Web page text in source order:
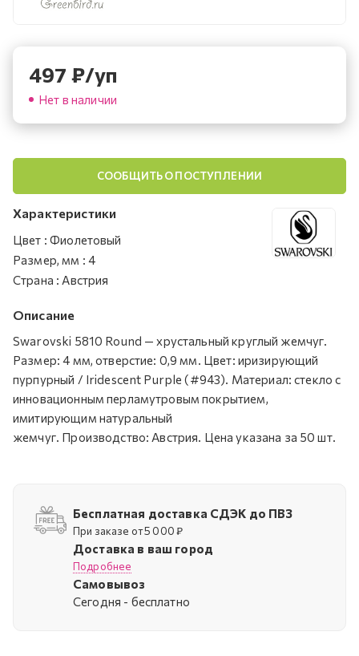
497 ₽/уп
Нет в наличии
СООБЩИТЬ О ПОСТУПЛЕНИИ
Характеристики
Цвет : Фиолетовый
Размер, мм : 4
Страна : Австрия
Описание
Swarovski 5810 Round — хрустальный круглый жемчуг.
Размер: 4 мм, отверстие: 0,9 мм. Цвет: иризирующий
пурпурный / Iridescent Purple (#943). Материал: стекло с
инновационным перламутровым покрытием,
имитирующим натуральный
жемчуг. Производство: Австрия. Цена указана за 50 шт.
Бесплатная доставка СДЭК до ПВЗ
При заказе от 5 000 ₽
Доставка в ваш город
Подробнее
Самовывоз
Cегодня - бесплатно